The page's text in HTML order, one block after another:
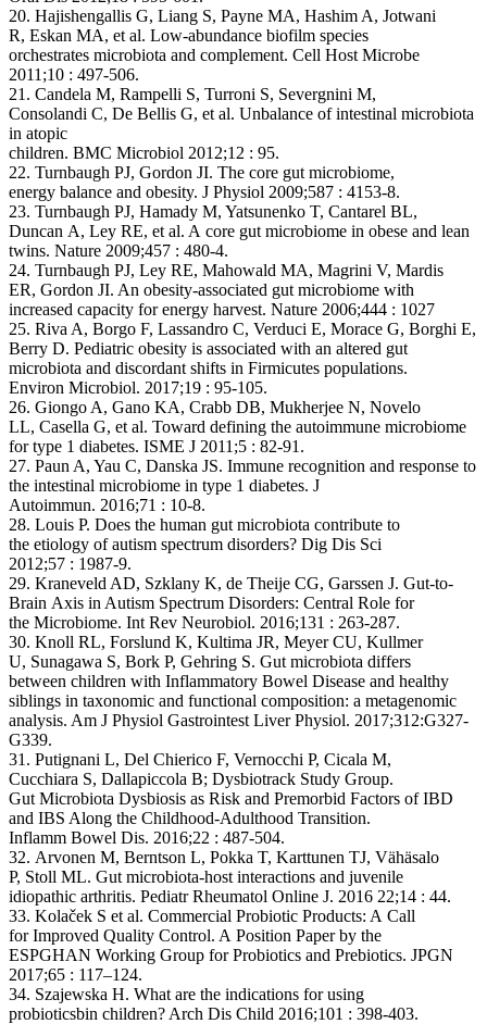
20. Hajishengallis G, Liang S, Payne MA, Hashim A, Jotwani
R, Eskan MA, et al. Low-abundance biofilm species
orchestrates microbiota and complement. Cell Host Microbe
2011;10 : 497-506.
21. Candela M, Rampelli S, Turroni S, Severgnini M,
Consolandi C, De Bellis G, et al. Unbalance of intestinal microbiota
in atopic
children. BMC Microbiol 2012;12 : 95.
22. Turnbaugh PJ, Gordon JI. The core gut microbiome,
energy balance and obesity. J Physiol 2009;587 : 4153-8.
23. Turnbaugh PJ, Hamady M, Yatsunenko T, Cantarel BL,
Duncan A, Ley RE, et al. A core gut microbiome in obese and lean
twins. Nature 2009;457 : 480-4.
24. Turnbaugh PJ, Ley RE, Mahowald MA, Magrini V, Mardis
ER, Gordon JI. An obesity-associated gut microbiome with
increased capacity for energy harvest. Nature 2006;444 : 1027
25. Riva A, Borgo F, Lassandro C, Verduci E, Morace G, Borghi E,
Berry D. Pediatric obesity is associated with an altered gut
microbiota and discordant shifts in Firmicutes populations.
Environ Microbiol. 2017;19 : 95-105.
26. Giongo A, Gano KA, Crabb DB, Mukherjee N, Novelo
LL, Casella G, et al. Toward defining the autoimmune microbiome
for type 1 diabetes. ISME J 2011;5 : 82-91.
27. Paun A, Yau C, Danska JS. Immune recognition and response to
the intestinal microbiome in type 1 diabetes. J
Autoimmun. 2016;71 : 10-8.
28. Louis P. Does the human gut microbiota contribute to
the etiology of autism spectrum disorders? Dig Dis Sci
2012;57 : 1987-9.
29. Kraneveld AD, Szklany K, de Theije CG, Garssen J. Gut-to-
Brain Axis in Autism Spectrum Disorders: Central Role for
the Microbiome. Int Rev Neurobiol. 2016;131 : 263-287.
30. Knoll RL, Forslund K, Kultima JR, Meyer CU, Kullmer
U, Sunagawa S, Bork P, Gehring S. Gut microbiota differs
between children with Inflammatory Bowel Disease and healthy
siblings in taxonomic and functional composition: a metagenomic
analysis. Am J Physiol Gastrointest Liver Physiol. 2017;312:G327-
G339.
31. Putignani L, Del Chierico F, Vernocchi P, Cicala M,
Cucchiara S, Dallapiccola B; Dysbiotrack Study Group.
Gut Microbiota Dysbiosis as Risk and Premorbid Factors of IBD
and IBS Along the Childhood-Adulthood Transition.
Inflamm Bowel Dis. 2016;22 : 487-504.
32. Arvonen M, Berntson L, Pokka T, Karttunen TJ, Vähäsalo
P, Stoll ML. Gut microbiota-host interactions and juvenile
idiopathic arthritis. Pediatr Rheumatol Online J. 2016 22;14 : 44.
33. Kolaček S et al. Commercial Probiotic Products: A Call
for Improved Quality Control. A Position Paper by the
ESPGHAN Working Group for Probiotics and Prebiotics. JPGN
2017;65 : 117–124.
34. Szajewska H. What are the indications for using
probioticsbin children? Arch Dis Child 2016;101 : 398-403.